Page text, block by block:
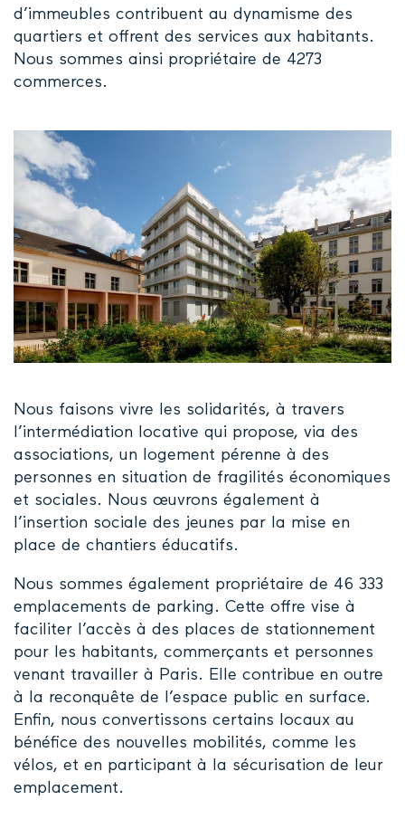
d’immeubles contribuent au dynamisme des
quartiers et offrent des services aux habitants.
Nous sommes ainsi propriétaire de 4273
commerces.
Nous faisons vivre les solidarités, à travers
l’intermédiation locative qui propose, via des
associations, un logement pérenne à des
personnes en situation de fragilités économiques
et sociales. Nous œuvrons également à
l’insertion sociale des jeunes par la mise en
place de chantiers éducatifs.
Nous sommes également propriétaire de 46 333
emplacements de parking. Cette offre vise à
faciliter l’accès à des places de stationnement
pour les habitants, commerçants et personnes
venant travailler à Paris. Elle contribue en outre
à la reconquête de l’espace public en surface.
Enfin, nous convertissons certains locaux au
bénéfice des nouvelles mobilités, comme les
vélos, et en participant à la sécurisation de leur
emplacement.